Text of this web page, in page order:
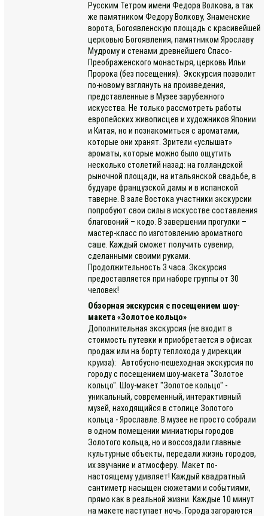
Русским Тетром имени Федора Волкова, а так
же памятником Федору Волкову, Знаменские
ворота, Богоявленскую площадь с красивейшей
церковью Богоявления, памятником Ярославу
Мудрому и стенами древнейшего Спасо-
Преображенского монастыря, церковь Ильи
Пророка (без посещения). Экскурсия позволит
по-новому взглянуть на произведения,
представленные в Музее зарубежного
искусства. Не только рассмотреть работы
европейских живописцев и художников Японии
и Китая, но и познакомиться с ароматами,
которые они хранят. Зрители «услышат»
ароматы, которые можно было ощутить
несколько столетий назад: на голландской
рыночной площади, на итальянской свадьбе, в
будуаре французской дамы и в испанской
таверне. В зале Востока участники экскурсии
попробуют свои силы в искусстве составления
благовоний – кодо. В завершении прогулки –
мастер-класс по изготовлению ароматного
саше. Каждый сможет получить сувенир,
сделанными своими руками.
Продолжительность 3 часа. Экскурсия
предоставляется при наборе группы от 30
человек!
Обзорная экскурсия с посещением шоу-
макета «Золотое кольцо»
Дополнительная экскурсия (не входит в
стоимость путевки и приобретается в офисах
продаж или на борту теплохода у дирекции
круиза): Автобусно-пешеходная экскурсия по
городу с посещением шоу-макета "Золотое
кольцо". Шоу-макет "Золотое кольцо" -
уникальный, современный, интерактивный
музей, находящийся в столице Золотого
кольца - Ярославле. В музее не просто собрали
в одном помещении миниатюры городов
Золотого кольца, но и воссоздали главные
культурные объекты, передали жизнь городов,
их звучание и атмосферу. Макет по-
настоящему удивляет! Каждый квадратный
сантиметр насыщен сюжетами и событиями,
прямо как в реальной жизни. Каждые 10 минут
на макете наступает ночь. Города загораются